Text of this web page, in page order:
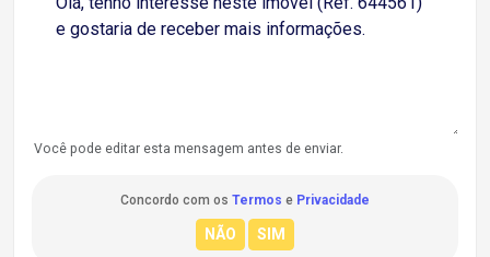
Você pode editar esta mensagem antes de enviar.
Concordo com os Termos e Privacidade